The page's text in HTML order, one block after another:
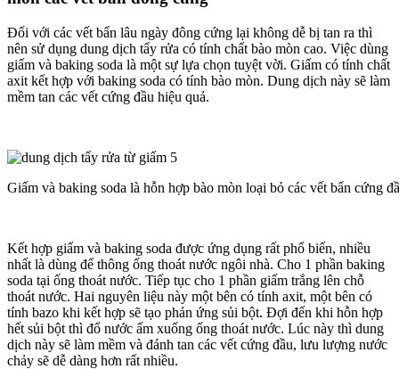
Đối với các vết bẩn lâu ngày đông cứng lại không dễ bị tan ra thì
nên sử dụng dung dịch tẩy rửa có tính chất bào mòn cao. Việc dùng
giấm và baking soda là một sự lựa chọn tuyệt vời. Giấm có tính chất
axit kết hợp với baking soda có tính bào mòn. Dung dịch này sẽ làm
mềm tan các vết cứng đầu hiệu quả.
Giấm và baking soda là hỗn hợp bào mòn loại bỏ các vết bẩn cứng
Kết hợp giấm và baking soda được ứng dụng rất phổ biến, nhiều
nhất là dùng để thông ống thoát nước ngôi nhà. Cho 1 phần baking
soda tại ống thoát nước. Tiếp tục cho 1 phần giấm trắng lên chỗ
thoát nước. Hai nguyên liệu này một bên có tính axit, một bên có
tính bazo khi kết hợp sẽ tạo phản ứng sủi bột. Đợi đến khi hỗn hợp
hết sủi bột thì đổ nước ấm xuống ống thoát nước. Lúc này thì dung
dịch này sẽ làm mềm và đánh tan các vết cứng đầu, lưu lượng nước
chảy sẽ dễ dàng hơn rất nhiều.